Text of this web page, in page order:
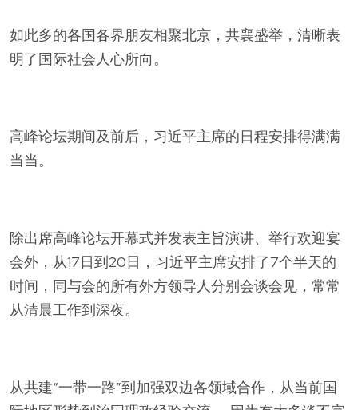
如此多的各国各界朋友相聚北京，共襄盛举，清晰表
明了国际社会人心所向。
高峰论坛期间及前后，习近平主席的日程安排得满满
当当。
除出席高峰论坛开幕式并发表主旨演讲、举行欢迎宴
会外，从17日到20日，习近平主席安排了7个半天的
时间，同与会的所有外方领导人分别会谈会见，常常
从清晨工作到深夜。
从共建“一带一路”到加强双边各领域合作，从当前国